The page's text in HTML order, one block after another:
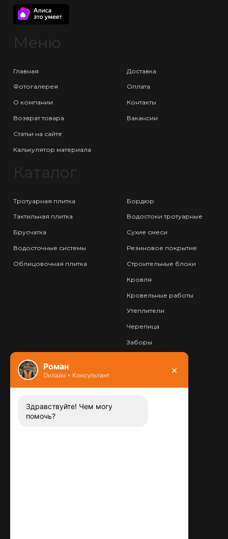
Меню
Главная
Фотогалерея
О компании
Возврат товара
Статьи на сайте
Калькулятор материала
Доставка
Оплата
Контакты
Вакансии
Каталог
Тротуарная плитка
Тактильная плитка
Брусчатка
Водосточные системы
Облицовочная плитка
Бордюр
Водостоки тротуарные
Сухие смеси
Резиновое покрытие
Строительные блоки
Кровля
Кровельные работы
Утеплители
Черепица
Заборы
Контакты
Заказать звонок
Роман
Онлайн • Консультант ×
Здравствуйте! Чем могу
помочь?